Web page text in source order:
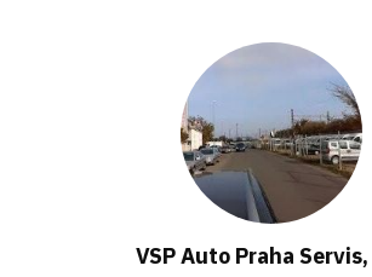
VSP Auto Praha Servis,